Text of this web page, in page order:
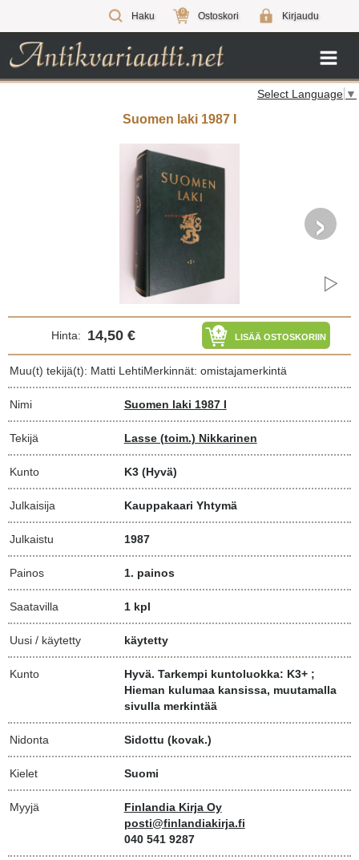
Haku 0 Ostoskori Kirjaudu
Select Language ▼
Suomen laki 1987 I
›
Hinta: 14,50 € LISÄÄ OSTOSKORIIN
Muu(t) tekijä(t): Matti LehtiMerkinnät: omistajamerkintä
Nimi Suomen laki 1987 I
Tekijä Lasse (toim.) Nikkarinen
Kunto K3 (Hyvä)
Julkaisija Kauppakaari Yhtymä
Julkaistu 1987
Painos 1. painos
Saatavilla 1 kpl
Uusi / käytetty käytetty
Kunto
Hyvä. Tarkempi kuntoluokka: K3+ ;
Hieman kulumaa kansissa, muutamalla
sivulla merkintää
Nidonta Sidottu (kovak.)
Kielet Suomi
Myyjä
Finlandia Kirja Oy
posti@finlandiakirja.fi
040 541 9287